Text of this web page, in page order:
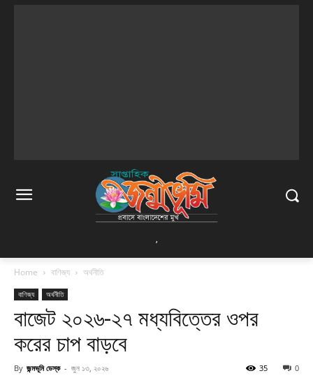
Home বাণিজ্য অর্থনীতি
বাণিজ্য অর্থনীতি
বাজেট ২০২৬-২৭ মধ্যবিত্তের ওপর
করের চাপ বাড়বে
By জন্মভূমি ডেস্ক - জুন ১৩, ২০২৬ 0
35